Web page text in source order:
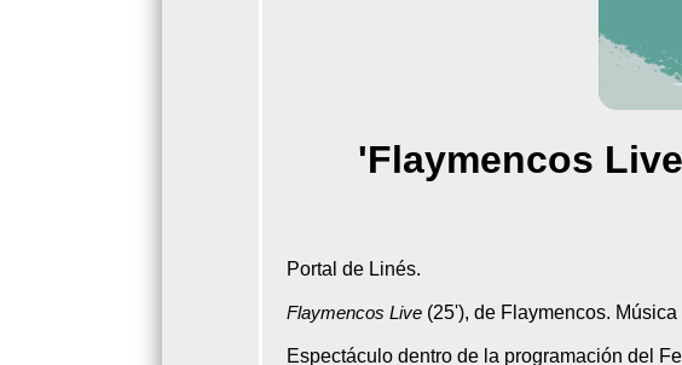
'Flaymencos
Portal de Linés.
Flaymencos Live (25'), de Flaymencos. Música
Espectáculo dentro de la programación del